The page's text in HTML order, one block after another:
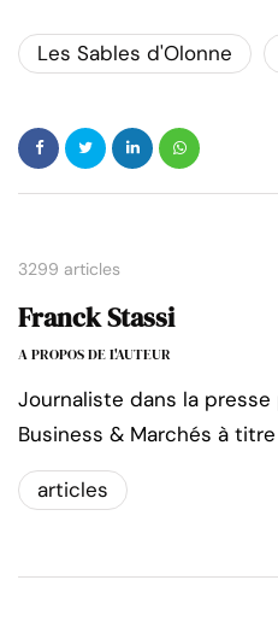
Les Sables d'Olonne
3299 articles
Franck Stassi
A PROPOS DE L'AUTEUR
Journaliste dans la
Business & Marchés à
articles